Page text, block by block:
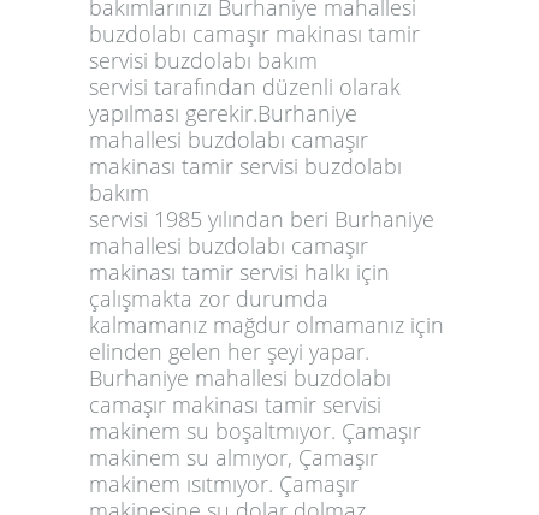
bakımlarınızı Burhaniye mahallesi
buzdolabı camaşır makinası tamir
servisi buzdolabı bakım
servisi tarafından düzenli olarak
yapılması gerekir.Burhaniye
mahallesi buzdolabı camaşır
makinası tamir servisi buzdolabı
bakım
servisi 1985 yılından beri Burhaniye
mahallesi buzdolabı camaşır
makinası tamir servisi halkı için
çalışmakta zor durumda
kalmamanız mağdur olmamanız için
elinden gelen her şeyi yapar.
Burhaniye mahallesi buzdolabı
camaşır makinası tamir servisi
makinem su boşaltmıyor. Çamaşır
makinem su almıyor, Çamaşır
makinem ısıtmıyor. Çamaşır